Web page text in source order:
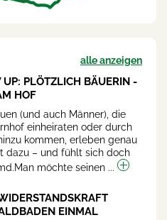
alle anzeigen
PLÖTZLICH BÄUERIN -
HOF
(und auch Männer), die
einheiraten oder durch
kommen, erleben genau
dazu – und fühlt sich doch
möchte seinen ...
EINMAL